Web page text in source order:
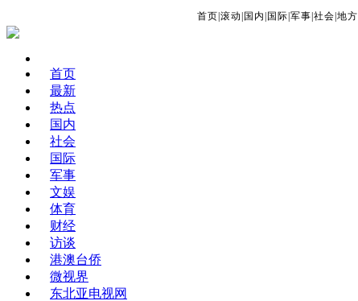
首页 滚动 国内 国际 军事 社会 地方
首页
最新
热点
国内
社会
国际
军事
文娱
体育
财经
访谈
港澳台侨
微视界
东北亚电视网